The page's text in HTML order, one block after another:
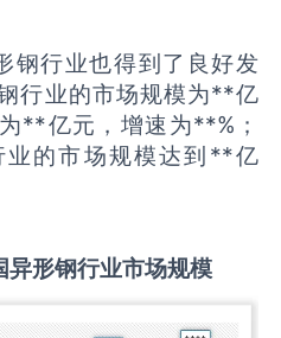
钢行业也得到了良好发
行业的市场规模为**亿
**亿元，增速为**%；
的市场规模达到**亿
异形钢行业市场规模